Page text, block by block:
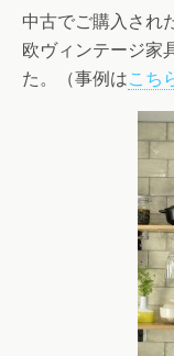
中古でご購入され
欧ヴィンテージ家
た。（事例はこち